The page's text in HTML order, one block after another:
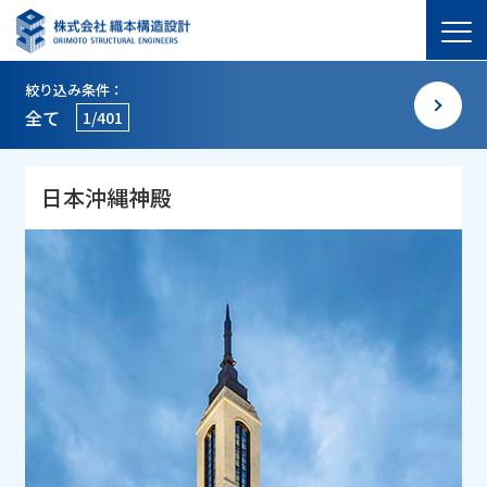
絞り込み条件：
全て 1/401
日本沖縄神殿